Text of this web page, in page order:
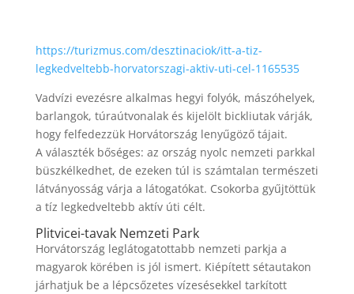
https://turizmus.com/desztinaciok/itt-a-tiz-
legkedveltebb-horvatorszagi-aktiv-uti-cel-1165535
Vadvízi evezésre alkalmas hegyi folyók, mászóhelyek,
barlangok, túraútvonalak és kijelölt bickliutak várják,
hogy felfedezzük Horvátország lenyűgöző tájait.
A választék bőséges: az ország nyolc nemzeti parkkal
büszkélkedhet, de ezeken túl is számtalan természeti
látványosság várja a látogatókat. Csokorba gyűjtöttük
a tíz legkedveltebb aktív úti célt.
Plitvicei-tavak Nemzeti Park
Horvátország leglátogatottabb nemzeti parkja a
magyarok körében is jól ismert. Kiépített sétautakon
járhatjuk be a lépcsőzetes vízesésekkel tarkított